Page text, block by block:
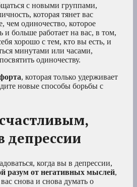
с новыми группами,
которая тянет вас
чем одиночество, которое
и больше работает на вас, в том,
хорошо с тем, кто вы есть, и
минутами или часами,
одиночеству.
, которая только удерживает
новые способы борьбы с
депрессии
когда вы в депрессии,
разум от негативных мыслей,
снова и снова думать о